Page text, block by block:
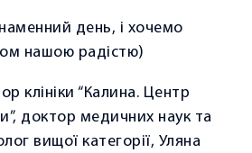
ортопеда-травматолога
Консультація терапевта
Консультація кардіолога
день, і хочемо
нашою радістю)
клініки “Калина. Центр
доктор медичних наук та
вищої категорії, Уляна